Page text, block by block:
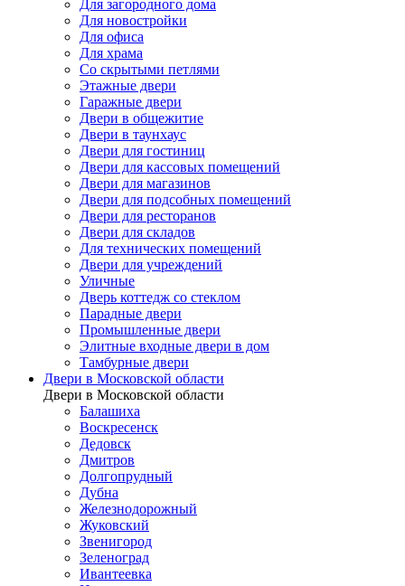
Для загородного дома
Для новостройки
Для офиса
Для храма
Со скрытыми петлями
Этажные двери
Гаражные двери
Двери в общежитие
Двери в таунхаус
Двери для гостиниц
Двери для кассовых помещений
Двери для магазинов
Двери для подсобных помещений
Двери для ресторанов
Двери для складов
Для технических помещений
Двери для учреждений
Уличные
Дверь коттедж со стеклом
Парадные двери
Промышленные двери
Элитные входные двери в дом
Тамбурные двери
Двери в Московской области
Двери в Московской области
Балашиха
Воскресенск
Дедовск
Дмитров
Долгопрудный
Дубна
Железнодорожный
Жуковский
Звенигород
Зеленоград
Ивантеевка